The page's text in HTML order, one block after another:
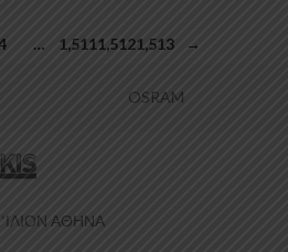
… 1,5111,5121,513 →
OSRAM
ΑΘΗΝΑ